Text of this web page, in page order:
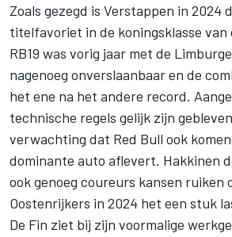
Zoals gezegd is Verstappen in 2024
titelfavoriet in de koningsklasse van
RB19 was vorig jaar met de
nagenoeg onverslaanbaar en de
het ene na het andere record.
technische regels gelijk zijn
verwachting dat Red Bull ook
dominante auto aflevert. Hakkinen
ook genoeg coureurs kansen ruiken
Oostenrijkers in 2024 het een stuk
De Fin ziet bij zijn voormalige